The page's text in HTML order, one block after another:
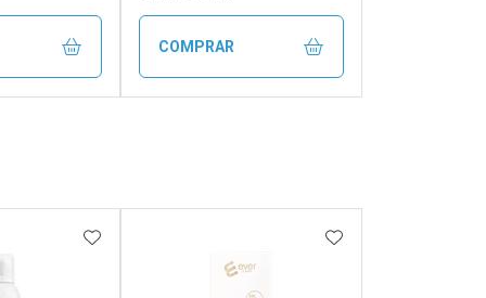
COMPRAR
ADICIONAR AOS FAVORITOSADICIONAR AOS